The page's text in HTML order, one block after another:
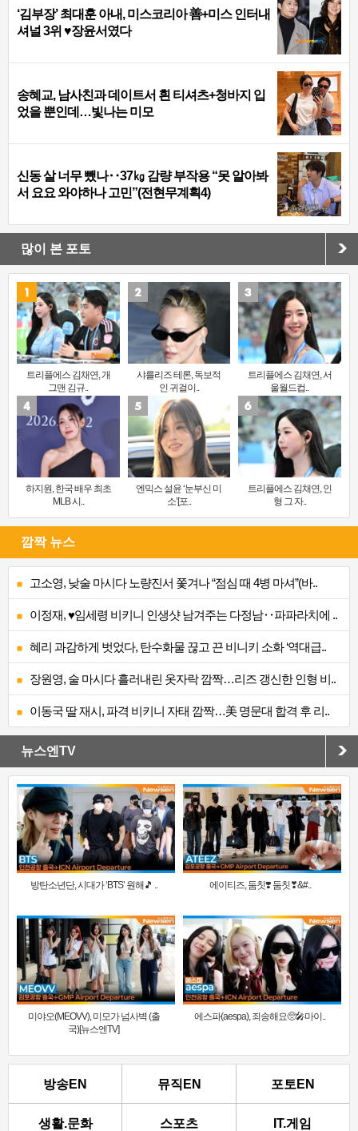
‘김부장’ 최대훈 아내, 미스코리아 善+미스 인터내
셔널 3위 ♥장윤서였다
송혜교, 남사친과 데이트서 흰 티셔츠+청바지 입
었을 뿐인데…빛나는 미모
신동 살 너무 뺐나‥37㎏ 감량 부작용 “못 알아봐
서 요요 와야하나 고민”(전현무계획4)
많이 본 포토
트리플에스 김채연, 개
그맨 김규..
샤를리즈 테론, 독보적
인 귀걸이..
트리플에스 김채연, 서
울월드컵..
하지원, 한국 배우 최초
MLB 시..
엔믹스 설윤 ‘눈부신 미
소’[포..
트리플에스 김채연, 인
형 그 자..
깜짝 뉴스
고소영, 낮술 마시다 노량진서 쫓겨나 “점심 때 4병 마셔”(바..
이정재, ♥임세령 비키니 인생샷 남겨주는 다정남‥파파라치에 ..
혜리 과감하게 벗었다, 탄수화물 끊고 끈 비니키 소화 ‘역대급..
장원영, 술 마시다 흘러내린 옷자락 깜짝…리즈 갱신한 인형 비..
이동국 딸 재시, 파격 비키니 자태 깜짝…美 명문대 합격 후 리..
뉴스엔TV
방탄소년단, 시대가 ‘BTS’ 원해🎵 .. 에이티즈, 둠칫❣️ 둠칫❣&#..
미야오(MEOVV), 미모가 넘사벽 (출
국)[뉴스엔TV]
에스파(aespa), 죄송해요🥺🎤마이..
방송EN 뮤직EN 포토EN
생활.문화 스포츠 IT.게임